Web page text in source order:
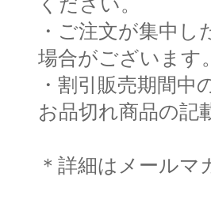
・ご注文が集中
場合がございます
・割引販売期間
お品切れ商品の記
＊詳細はメール